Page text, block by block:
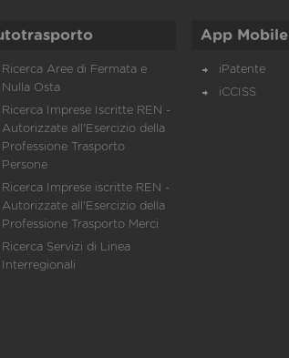
Ricerca Aree di Fermata e
Nulla Osta
Ricerca Imprese Iscritte REN -
Autorizzate all'Esercizio della
Professione Trasporto
Persone
Ricerca Imprese iscritte REN -
Autorizzate all'Esercizio della
Professione Trasporto Merci
Ricerca Servizi di Linea
Interregionali
App Mobile
iPatente
iCCISS